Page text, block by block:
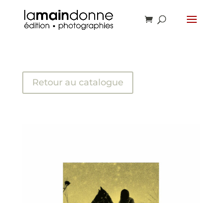
Retour au catalogue